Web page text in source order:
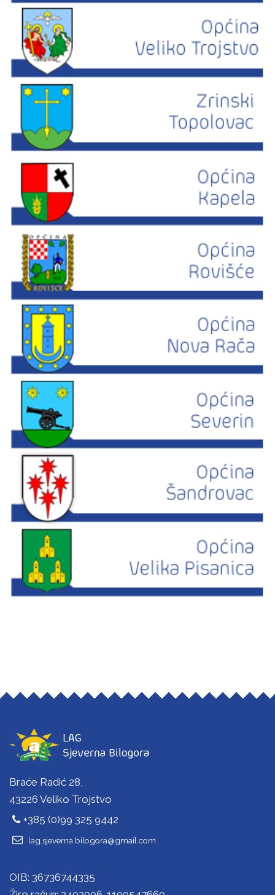
Braće Radić 28,
43226 Veliko Trojstvo
+385 (0)99 325 9442
lag.sjeverna.bilogora@gmail.com
OIB: 36736744335